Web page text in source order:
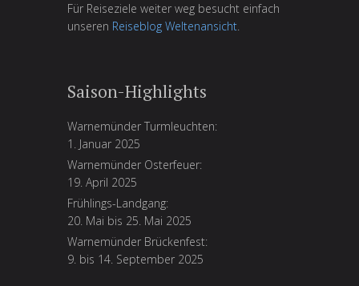
Für Reiseziele weiter weg besucht einfach
unseren Reiseblog Weltenansicht.
Saison-Highlights
Warnemünder Turmleuchten:
1. Januar 2025
Warnemünder Osterfeuer:
19. April 2025
Frühlings-Landgang:
20. Mai bis 25. Mai 2025
Warnemünder Brückenfest:
9. bis 14. September 2025